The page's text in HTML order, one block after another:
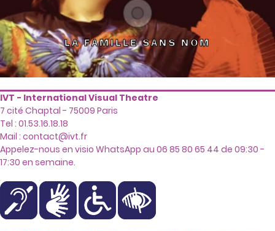
LA FAMILLE SANS NOM
IVT - International Visual Theatre
7 cité Chaptal - 75009 Paris
Tel : 01.53.16.18.18
Mail : contact@ivt.fr
Appelez-nous en visio WhatsApp au 06 85 80 65 44 de 09:30 -
17:30 en semaine.